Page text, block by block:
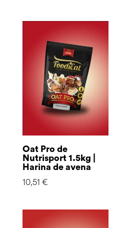
Oat Pro de
Nutrisport 1.5kg |
Harina de avena
10,51 €